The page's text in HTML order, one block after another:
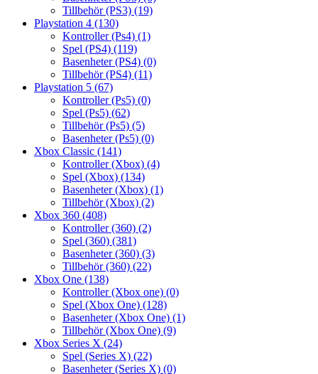
Tillbehör (PS3) (19)
Playstation 4 (130)
Kontroller (Ps4) (1)
Spel (PS4) (119)
Basenheter (PS4) (0)
Tillbehör (PS4) (11)
Playstation 5 (67)
Kontroller (Ps5) (0)
Spel (Ps5) (62)
Tillbehör (Ps5) (5)
Basenheter (Ps5) (0)
Xbox Classic (141)
Kontroller (Xbox) (4)
Spel (Xbox) (134)
Basenheter (Xbox) (1)
Tillbehör (Xbox) (2)
Xbox 360 (408)
Kontroller (360) (2)
Spel (360) (381)
Basenheter (360) (3)
Tillbehör (360) (22)
Xbox One (138)
Kontroller (Xbox one) (0)
Spel (Xbox One) (128)
Basenheter (Xbox One) (1)
Tillbehör (Xbox One) (9)
Xbox Series X (24)
Spel (Series X) (22)
Basenheter (Series X) (0)